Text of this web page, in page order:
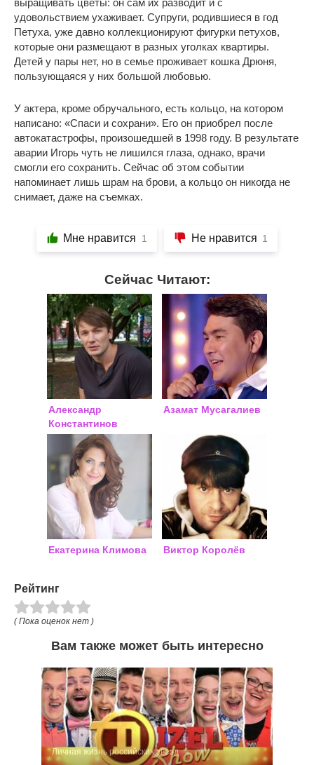
выращивать цветы: он сам их разводит и с
удовольствием ухаживает. Супруги, родившиеся в год
Петуха, уже давно коллекционируют фигурки петухов,
которые они размещают в разных уголках квартиры.
Детей у пары нет, но в семье проживает кошка Дрюня,
пользующаяся у них большой любовью.
У актера, кроме обручального, есть кольцо, на котором
написано: «Спаси и сохрани». Его он приобрел после
автокатастрофы, произошедшей в 1998 году. В результате
аварии Игорь чуть не лишился глаза, однако, врачи
смогли его сохранить. Сейчас об этом событии
напоминает лишь шрам на брови, а кольцо он никогда не
снимает, даже на съемках.
Мне нравится 1 Не нравится 1
Сейчас Читают:
Александр
Константинов
Азамат Мусагалиев
Екатерина Климова Виктор Королёв
Рейтинг
( Пока оценок нет )
Вам также может быть интересно
Личная жизнь российских звезд